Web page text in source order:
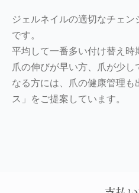
ジェルネイルの適切なチェ
です。
平均して一番多い付け替え時
爪の伸びが早い方、爪が少し
なる方には、爪の健康管理
ス」をご提案しています。